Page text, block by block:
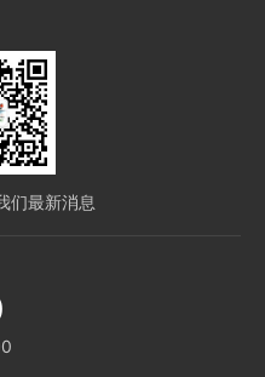
们最新消息